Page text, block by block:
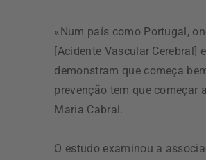
«Num país como Portugal,
[Acidente Vascular Cerebral]
demonstram que começa
prevenção tem que começar
Maria Cabral.
O estudo examinou a